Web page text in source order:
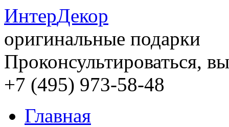
ИнтерДекор
оригинальные подарки
Проконсультироваться,
+7 (495) 973-58-48
Главная